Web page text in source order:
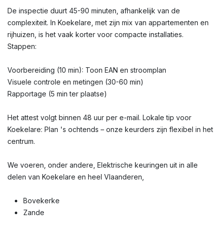
De inspectie duurt 45-90 minuten, afhankelijk van de
complexiteit. In Koekelare, met zijn mix van appartementen en
rijhuizen, is het vaak korter voor compacte installaties.
Stappen:
Voorbereiding (10 min): Toon EAN en stroomplan
Visuele controle en metingen (30-60 min)
Rapportage (5 min ter plaatse)
Het attest volgt binnen 48 uur per e-mail. Lokale tip voor
Koekelare: Plan 's ochtends – onze keurders zijn flexibel in het
centrum.
We voeren, onder andere, Elektrische keuringen uit in alle
delen van Koekelare en heel Vlaanderen,
Bovekerke
Zande